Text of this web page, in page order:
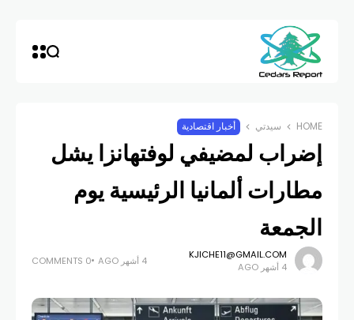
HOME سيدتي أخبار اقتصادية
إضراب لمضيفي لوفتهانزا يشل
مطارات ألمانيا الرئيسية يوم
الجمعة
KJICHE11@GMAIL.COM
4 أشهر AGO
4 أشهر AGO 0 COMMENTS